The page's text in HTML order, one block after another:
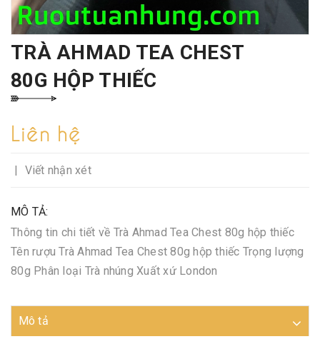
TRÀ AHMAD TEA CHEST
80G HỘP THIẾC
Liên hệ
| Viết nhận xét
MÔ TẢ:
Thông tin chi tiết về Trà Ahmad Tea Chest 80g hộp thiếc
Tên rượu Trà Ahmad Tea Chest 80g hộp thiếc Trọng lượng
80g Phân loại Trà nhúng Xuất xứ London
Mô tả